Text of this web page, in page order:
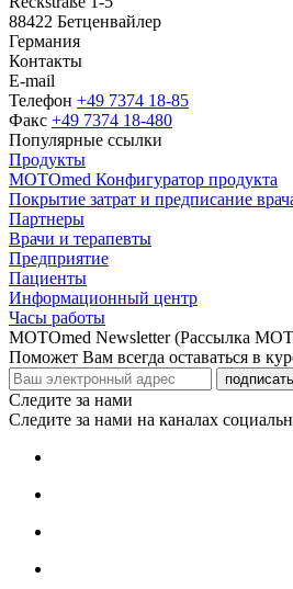
88422 Бетценвайлер
Германия
Контакты
E-mail
Телефон +49 7374 18-85
Факс +49 7374 18-480
Популярные ссылки
Продукты
MOTOmed Конфигуратор продукта
Покрытие затрат и предписание
Партнеры
Врачи и терапевты
Предприятие
Пациенты
Информационный центр
Часы работы
MOTOmed Newsletter (Рассылка
Поможет Вам всегда оставаться в
Следите за нами
Следите за нами на каналах